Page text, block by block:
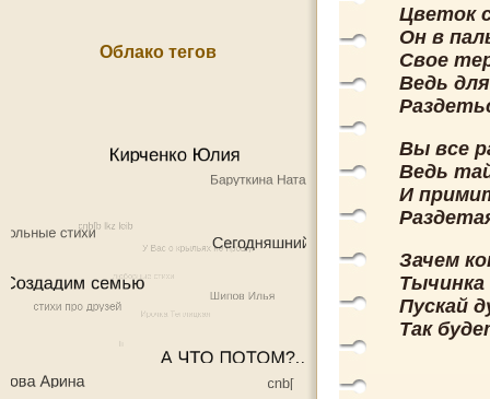
Облако тегов
Цветок
Он в
Свое
Ведь
Вы все
Ведь
И
Зачем
Тычинка
Пускай
Так